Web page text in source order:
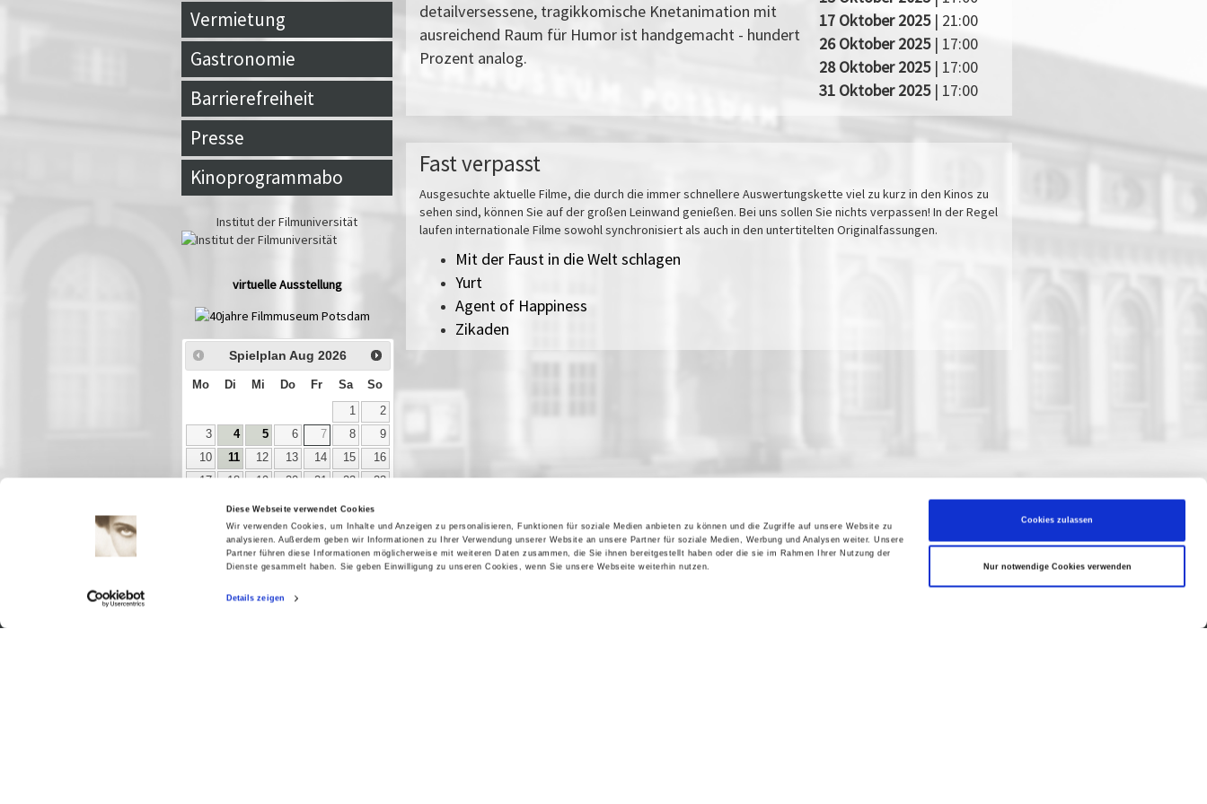
Diese Webseite verwendet Cookies
Wir verwenden Cookies, um Inhalte und Anzeigen zu personalisieren, Funktionen für soziale Medien anbieten zu können und die Zugriffe auf unsere Website zu
analysieren. Außerdem geben wir Informationen zu Ihrer Verwendung unserer Website an unsere Partner für soziale Medien, Werbung und Analysen weiter. Unsere
Partner führen diese Informationen möglicherweise mit weiteren Daten zusammen, die Sie ihnen bereitgestellt haben oder die sie im Rahmen Ihrer Nutzung der
Dienste gesammelt haben. Sie geben Einwilligung zu unseren Cookies, wenn Sie unsere Webseite weiterhin nutzen.
Details zeigen
Cookies zulassen
Nur notwendige Cookies verwenden
Vermietung
Gastronomie
Barrierefreiheit
Presse
Kinoprogrammabo
Institut der Filmuniversität
virtuelle Ausstellung
Spielplan Aug 2026
Mo Di Mi Do Fr Sa So
1
2
3
4 5 6 7 8
9
10
11 12 13 14 15
16
17
18 19 20 21 22
23
25 26 27 28 29
30
detailversessene, tragikkomische Knetanimation mit
ausreichend Raum für Humor ist handgemacht - hundert
Prozent analog.
17 Oktober 2025| 21:00
26 Oktober 2025| 17:00
28 Oktober 2025| 17:00
31 Oktober 2025| 17:00
Fast verpasst
Ausgesuchte aktuelle Filme, die durch die immer schnellere Auswertungskette viel zu kurz in den Kinos zu
sehen sind, können Sie auf der großen Leinwand genießen. Bei uns sollen Sie nichts verpassen! In der Regel
laufen internationale Filme sowohl synchronisiert als auch in den untertitelten Originalfassungen.
Mit der Faust in die Welt schlagen
Yurt
Agent of Happiness
Zikaden
Aktuell